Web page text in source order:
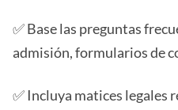
✅ Base las preguntas
admisión, formularios de
✅ Incluya matices legales